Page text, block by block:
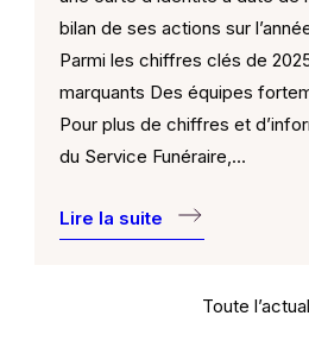
bilan de ses actions sur
Parmi les chiffres clés de
marquants Des équipes
Pour plus de chiffres et
du Service Funéraire,…
Lire la suite
Toute